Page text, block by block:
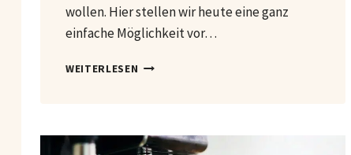
wollen. Hier stellen wir heute eine ganz
einfache Möglichkeit vor…
WEITERLESEN GESICHTSMASKE